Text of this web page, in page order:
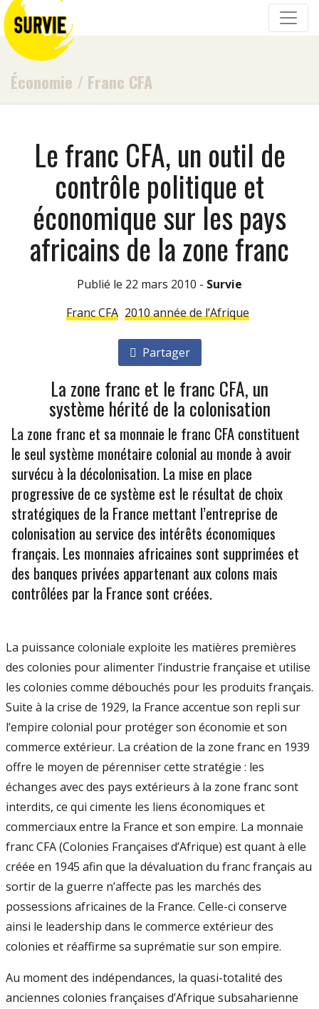
Économie / Franc CFA
Le franc CFA, un outil de
contrôle politique et
économique sur les pays
africains de la zone franc
Publié le 22 mars 2010 - Survie
Franc CFA 2010 année de l’Afrique
Partager
La zone franc et le franc CFA, un
système hérité de la colonisation
La zone franc et sa monnaie le franc CFA constituent
le seul système monétaire colonial au monde à avoir
survécu à la décolonisation. La mise en place
progressive de ce système est le résultat de choix
stratégiques de la France mettant l’entreprise de
colonisation au service des intérêts économiques
français. Les monnaies africaines sont supprimées et
des banques privées appartenant aux colons mais
contrôlées par la France sont créées.
La puissance coloniale exploite les matières premières
des colonies pour alimenter l’industrie française et utilise
les colonies comme débouchés pour les produits français.
Suite à la crise de 1929, la France accentue son repli sur
l’empire colonial pour protéger son économie et son
commerce extérieur. La création de la zone franc en 1939
offre le moyen de pérenniser cette stratégie : les
échanges avec des pays extérieurs à la zone franc sont
interdits, ce qui cimente les liens économiques et
commerciaux entre la France et son empire. La monnaie
franc CFA (Colonies Françaises d’Afrique) est quant à elle
créée en 1945 afin que la dévaluation du franc français au
sortir de la guerre n’affecte pas les marchés des
possessions africaines de la France. Celle-ci conserve
ainsi le leadership dans le commerce extérieur des
colonies et réaffirme sa suprématie sur son empire.
Au moment des indépendances, la quasi-totalité des
anciennes colonies françaises d’Afrique subsaharienne